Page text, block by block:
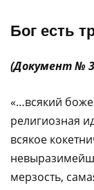
Бог есть
(Документ №
«…всякий
религиозная
всякое
мерзость,